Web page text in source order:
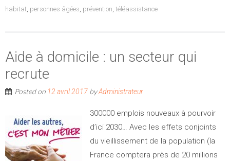
habitat, personnes âgées, prévention, téléassistance
Aide à domicile : un secteur qui
recrute
Posted on 12 avril 2017 byAdministrateur
300000 emplois nouveaux à pourvoir
d’ici 2030… Avec les effets conjoints
du vieillissement de la population (la
France comptera près de 20 millions